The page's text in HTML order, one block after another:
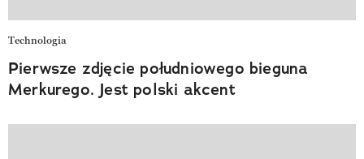
Technologia
Pierwsze zdjęcie południowego bieguna
Merkurego. Jest polski akcent